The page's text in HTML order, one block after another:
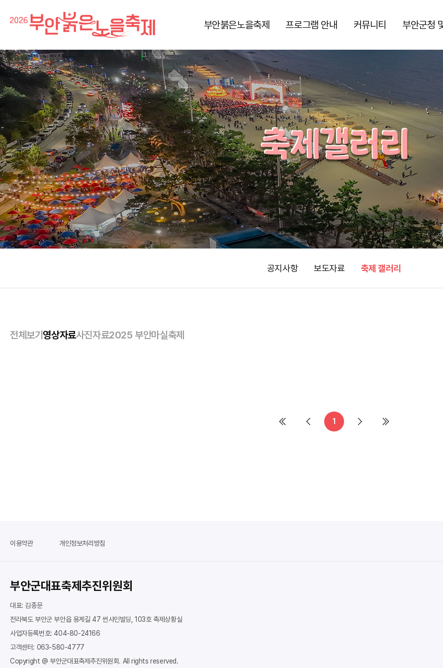
부안붉은노을축제
축제소개 축제일정 행사장 안내도 축제 리플릿 아카이브 홍
프로그램 안내
공연프로그램 특별프로그램 체험프로그램 상설프로그램
커뮤니티
공지사항 보도자료 축제 갤러리
부안군청
부안관광
공지사항 보도자료 축제 갤러리
전체보기영상자료사진자료2025 부안마실축제
1
이용약관 개인정보처리방침
부안군대표축제추진위원회
대표: 김종문
전라북도 부안군 부안읍 용계길 47 썬샤인빌딩, 103호 축제상황실
사업자등록번호: 404-80-24166
고객센터: 063-580-4777
Copyright @ 부안군대표축제추진위원회. All rights reserved.